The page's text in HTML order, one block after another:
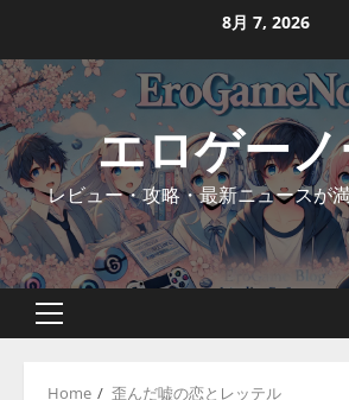
content
8月 7, 2026
エロゲー
レビュー・攻略・最新ニュースが
Primary
Home 歪んだ嘘の恋とレッテル